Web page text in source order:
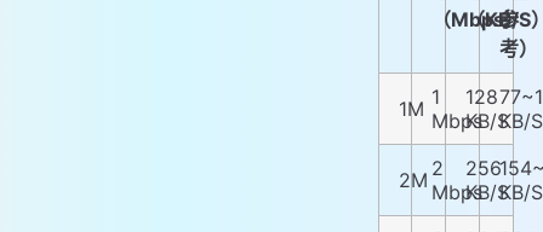
（Mbps）
（KB/S
参
考）
1M 1
Mbps
128
KB/SKB/S
2M 2
Mbps
256
KB/SKB/S